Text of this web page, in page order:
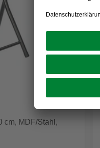
cm, MDF/Stahl,